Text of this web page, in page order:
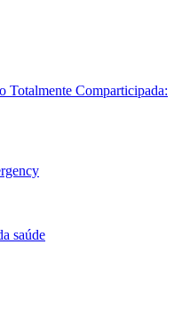
Totalmente Comparticipada:
saúde